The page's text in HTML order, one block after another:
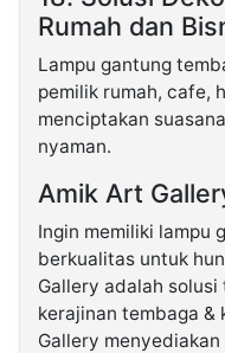
Rumah dan
Lampu gantung
pemilik rumah, cafe,
menciptakan
nyaman.
Amik Art
Ingin memiliki lampu
berkualitas untuk
Gallery adalah
kerajinan tembaga &
Gallery